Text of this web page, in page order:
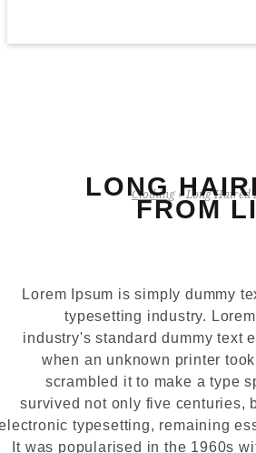
Clothing » Long
LONG
FROM
Lorem Ipsum is simply dummy
typesetting industry.
industry's standard dummy text
when an unknown printer
scrambled it to make a type
survived not only five centuries,
electronic typesetting, remaining
It was popularised in the 1960s